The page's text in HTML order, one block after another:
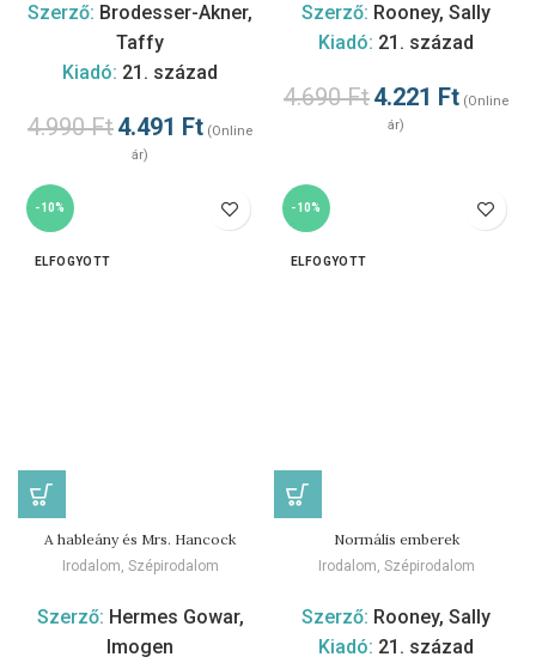
Szerző: Brodesser-Akner,
Taffy
Kiadó: 21. század
4.990Ft4.491 Ft (Online
ár)
Szerző: Rooney, Sally
Kiadó: 21. század
4.690Ft4.221 Ft (Online
ár)
-10%
ELFOGYOTT
A hableány és Mrs. Hancock
Irodalom Szépirodalom
Szerző: Hermes Gowar,
Imogen
-10%
ELFOGYOTT
Normális emberek
Irodalom Szépirodalom
Szerző: Rooney, Sally
Kiadó: 21. század